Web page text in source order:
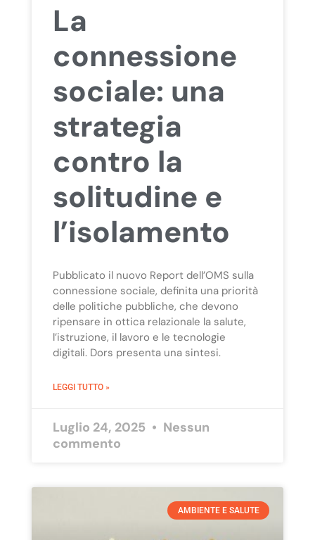
La
connessione
sociale: una
strategia
contro la
solitudine e
l’isolamento
Pubblicato il nuovo Report dell’OMS sulla
connessione sociale, definita una priorità
delle politiche pubbliche, che devono
ripensare in ottica relazionale la salute,
l’istruzione, il lavoro e le tecnologie
digitali. Dors presenta una sintesi.
LEGGI TUTTO »
Luglio 24, 2025
Nessun
commento
AMBIENTE E SALUTE